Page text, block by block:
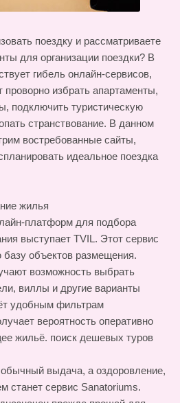
поездку и рассматриваете
для организации поездки? В
гибель онлайн-сервисов,
проворно избрать апартаменты,
подключить туристическую
странствование. В данном
востребованные сайты,
идеальное поездка
жилья
платформ для подбора
выступает TVIL. Этот сервис
объектов размещения.
возможность выбрать
виллы и другие варианты
удобным фильтрам
вероятность оперативно
жильё. поиск дешевых туров
выдача, а оздоровление,
станет сервис Sanatoriums.